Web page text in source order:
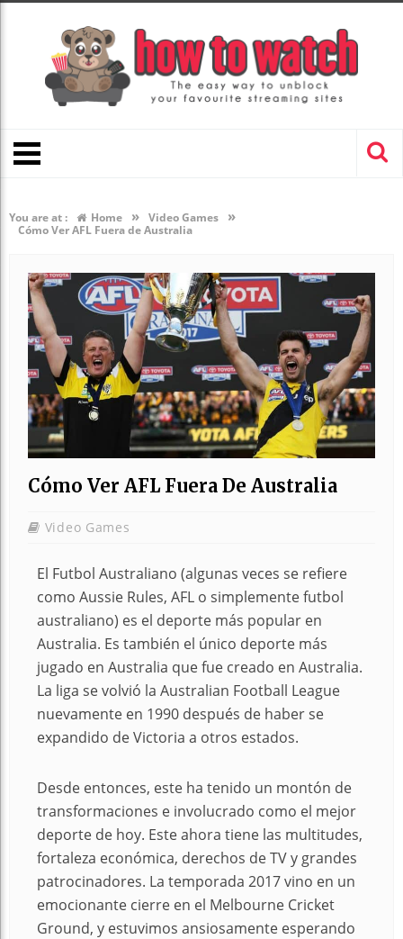
You are at : Home » Video Games »
Cómo Ver AFL Fuera de Australia
Cómo Ver AFL Fuera De Australia
Video Games
El Futbol Australiano (algunas veces se refiere
como Aussie Rules, AFL o simplemente futbol
australiano) es el deporte más popular en
Australia. Es también el único deporte más
jugado en Australia que fue creado en Australia.
La liga se volvió la Australian Football League
nuevamente en 1990 después de haber se
expandido de Victoria a otros estados.
Desde entonces, este ha tenido un montón de
transformaciones e involucrado como el mejor
deporte de hoy. Este ahora tiene las multitudes,
fortaleza económica, derechos de TV y grandes
patrocinadores. La temporada 2017 vino en un
emocionante cierre en el Melbourne Cricket
Ground, y estuvimos ansiosamente esperando